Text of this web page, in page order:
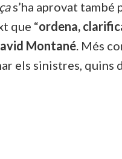
s’ha aprovat també
que “ordena,
Montané. Més
els sinistres,